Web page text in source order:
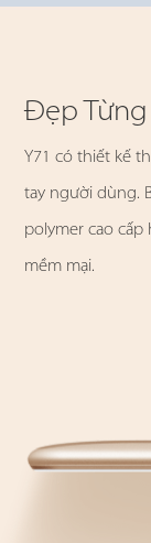
Đẹp
Y71 có thiết kế
tay người dùng.
polymer cao cấp
mềm mại.